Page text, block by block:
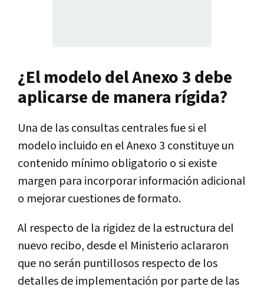
¿El modelo del Anexo 3 debe
aplicarse de manera rígida?
Una de las consultas centrales fue si el
modelo incluido en el Anexo 3 constituye un
contenido mínimo obligatorio o si existe
margen para incorporar información adicional
o mejorar cuestiones de formato.
Al respecto de la rigidez de la estructura del
nuevo recibo, desde el Ministerio aclararon
que no serán puntillosos respecto de los
detalles de implementación por parte de las